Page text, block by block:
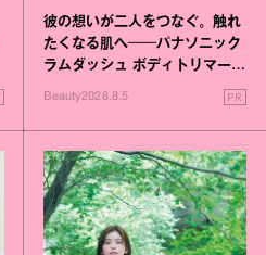
彼の想いが二人をつなぐ。触れ
たくなる肌へ──パナソニック
ラムダッシュ ボディトリマーが
Beauty2026.8.5 PR